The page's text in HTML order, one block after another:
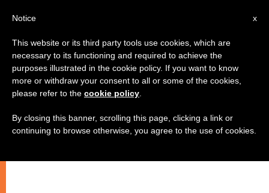
CHIESE LOCALI,GIOVANI
x
Notice
This website or its third party tools use cookies, which are
necessary to its functioning and required to achieve the
purposes illustrated in the cookie policy. If you want to know
more or withdraw your consent to all or some of the cookies,
please refer to the cookie policy
By closing this banner, scrolling this page, clicking a link or
continuing to browse otherwise, you agree to the use of cookies.